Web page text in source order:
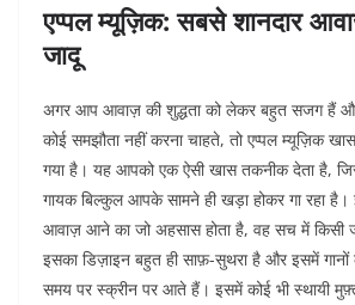
एप्पल म्यूज़िक: सबसे शानदार
जादू
अगर आप आवाज़ की शुद्धता को लेकर बहुत सजग हैं
कोई समझौता नहीं करना चाहते, तो एप्पल म्यूज़िक
गया है। यह आपको एक ऐसी खास तकनीक देता है,
गायक बिल्कुल आपके सामने ही खड़ा होकर गा रहा
आवाज़ आने का जो अहसास होता है, वह सच में किसी
इसका डिज़ाइन बहुत ही साफ़-सुथरा है और इसमें
समय पर स्क्रीन पर आते हैं। इसमें कोई भी स्थायी मुफ़्त